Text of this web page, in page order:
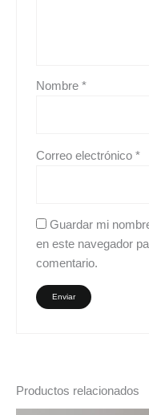
Nombre*
Correo electrónico*
Guardar mi
en este navegador
comentario.
Productos relacionados